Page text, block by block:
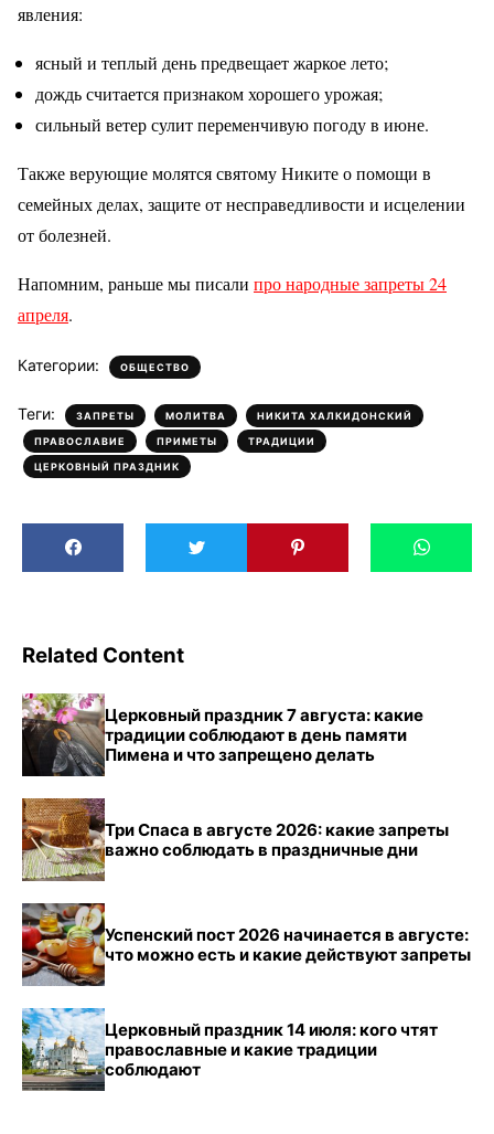
явления:
ясный и теплый день предвещает жаркое лето;
дождь считается признаком хорошего урожая;
сильный ветер сулит переменчивую погоду в июне.
Также верующие молятся святому Никите о помощи в
семейных делах, защите от несправедливости и исцелении
от болезней.
Напомним, раньше мы писали про народные запреты 24
апреля.
Категории: ОБЩЕСТВО
Теги: ЗАПРЕТЫ , МОЛИТВА , НИКИТА ХАЛКИДОНСКИЙ ,
ПРАВОСЛАВИЕ , ПРИМЕТЫ , ТРАДИЦИИ ,
ЦЕРКОВНЫЙ ПРАЗДНИК
Related Content
Церковный праздник 7 августа: какие
традиции соблюдают в день памяти
Пимена и что запрещено делать
Три Спаса в августе 2026: какие запреты
важно соблюдать в праздничные дни
Успенский пост 2026 начинается в августе:
что можно есть и какие действуют запреты
Церковный праздник 14 июля: кого чтят
православные и какие традиции
соблюдают